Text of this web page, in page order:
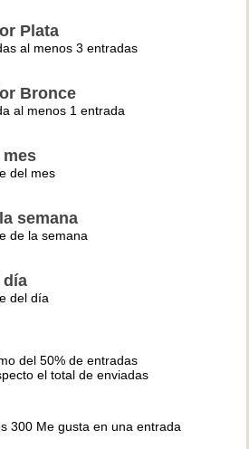
Plata
al menos 3 entradas
Bronce
al menos 1 entrada
del mes
semana
de la semana
día
del día
del 50% de entradas
el total de enviadas
300 Me gusta en una entrada